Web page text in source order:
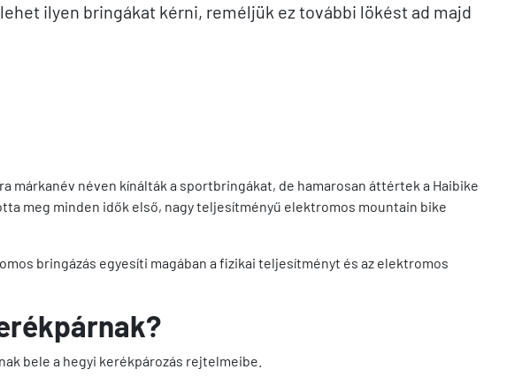
ilyen bringákat kérni, reméljük ez további lökést ad majd
néven kínálták a sportbringákat, de hamarosan áttértek a Haibike
meg minden idők első, nagy teljesítményű elektromos mountain bike
bringázás egyesíti magában a fizikai teljesítményt és az elektromos
bele a hegyi kerékpározás rejtelmeibe.